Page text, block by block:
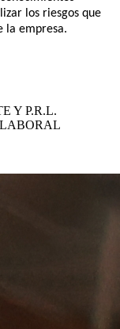
los riesgos que
la empresa.
Y P.R.L.